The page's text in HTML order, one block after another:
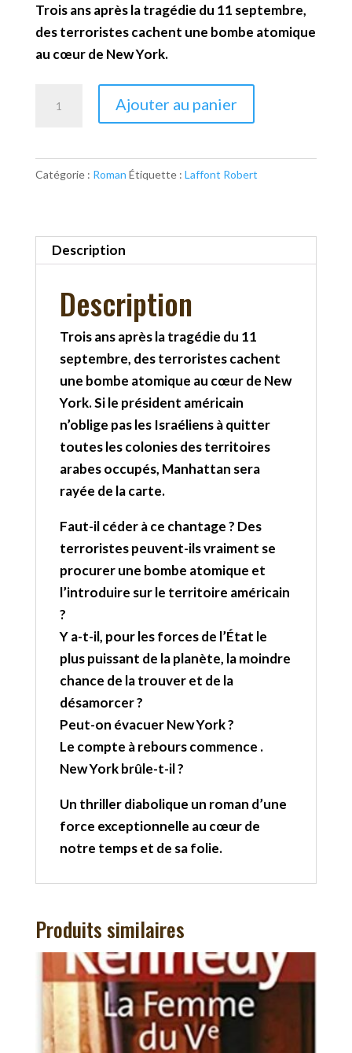
Trois ans après la tragédie du 11 septembre,
des terroristes cachent une bombe atomique
au cœur de New York.
York
brûle-
Ajouter au panier
Catégorie : Roman Étiquette : Laffont Robert
Description
Description
Trois ans après la tragédie du 11
septembre, des terroristes cachent
une bombe atomique au cœur de New
York. Si le président américain
n’oblige pas les Israéliens à quitter
toutes les colonies des territoires
arabes occupés, Manhattan sera
rayée de la carte.
Faut-il céder à ce chantage ? Des
terroristes peuvent-ils vraiment se
procurer une bombe atomique et
l’introduire sur le territoire américain
?
Y a-t-il, pour les forces de l’État le
plus puissant de la planète, la moindre
chance de la trouver et de la
désamorcer ?
Peut-on évacuer New York ?
Le compte à rebours commence .
New York brûle-t-il ?
Un thriller diabolique un roman d’une
force exceptionnelle au cœur de
notre temps et de sa folie.
Produits similaires